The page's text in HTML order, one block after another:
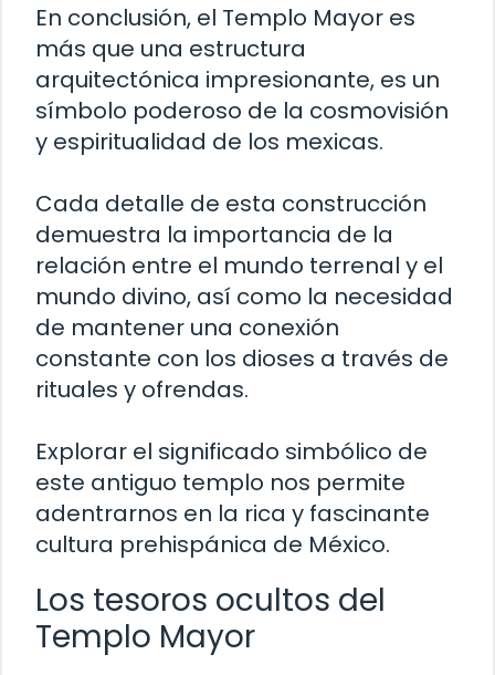
En conclusión, el Templo Mayor es
más que una estructura
arquitectónica impresionante, es un
símbolo poderoso de la cosmovisión
y espiritualidad de los mexicas.
Cada detalle de esta construcción
demuestra la importancia de la
relación entre el mundo terrenal y el
mundo divino, así como la necesidad
de mantener una conexión
constante con los dioses a través de
rituales y ofrendas.
Explorar el significado simbólico de
este antiguo templo nos permite
adentrarnos en la rica y fascinante
cultura prehispánica de México.
Los tesoros ocultos del
Templo Mayor